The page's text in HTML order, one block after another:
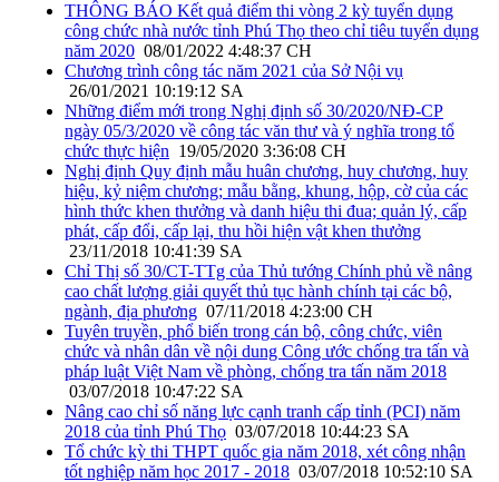
THÔNG BÁO Kết quả điểm thi vòng 2 kỳ tuyển dụng
công chức nhà nước tỉnh Phú Thọ theo chỉ tiêu tuyển dụng
năm 2020 08/01/2022 4:48:37 CH
Chương trình công tác năm 2021 của Sở Nội vụ
26/01/2021 10:19:12 SA
Những điểm mới trong Nghị định số 30/2020/NĐ-CP
ngày 05/3/2020 về công tác văn thư và ý nghĩa trong tổ
chức thực hiện 19/05/2020 3:36:08 CH
Nghị định Quy định mẫu huân chương, huy chương, huy
hiệu, kỷ niệm chương; mẫu bằng, khung, hộp, cờ của các
hình thức khen thưởng và danh hiệu thi đua; quản lý, cấp
phát, cấp đổi, cấp lại, thu hồi hiện vật khen thưởng
23/11/2018 10:41:39 SA
Chỉ Thị số 30/CT-TTg của Thủ tướng Chính phủ về nâng
cao chất lượng giải quyết thủ tục hành chính tại các bộ,
ngành, địa phương 07/11/2018 4:23:00 CH
Tuyên truyền, phổ biến trong cán bộ, công chức, viên
chức và nhân dân về nội dung Công ước chống tra tấn và
pháp luật Việt Nam về phòng, chống tra tấn năm 2018
03/07/2018 10:47:22 SA
Nâng cao chỉ số năng lực cạnh tranh cấp tỉnh (PCI) năm
2018 của tỉnh Phú Thọ 03/07/2018 10:44:23 SA
Tổ chức kỳ thi THPT quốc gia năm 2018, xét công nhận
tốt nghiệp năm học 2017 - 2018 03/07/2018 10:52:10 SA